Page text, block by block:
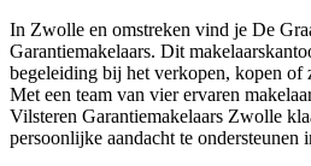
In Zwolle en omstreken vind je De
Garantiemakelaars. Dit
begeleiding bij het verkopen, kopen of
Met een team van vier ervaren
Vilsteren Garantiemakelaars Zwolle
persoonlijke aandacht te ondersteunen